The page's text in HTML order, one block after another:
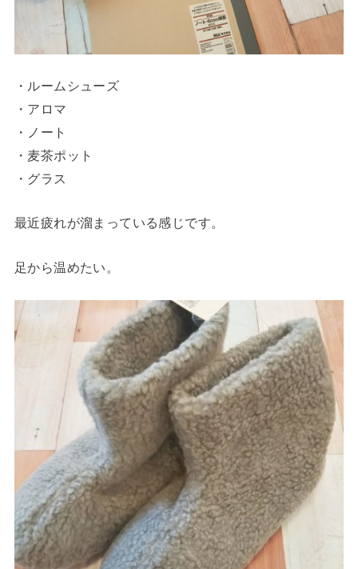
・ルームシューズ
・アロマ
・ノート
・麦茶ポット
・グラス
最近疲れが溜まっている感じです。
足から温めたい。